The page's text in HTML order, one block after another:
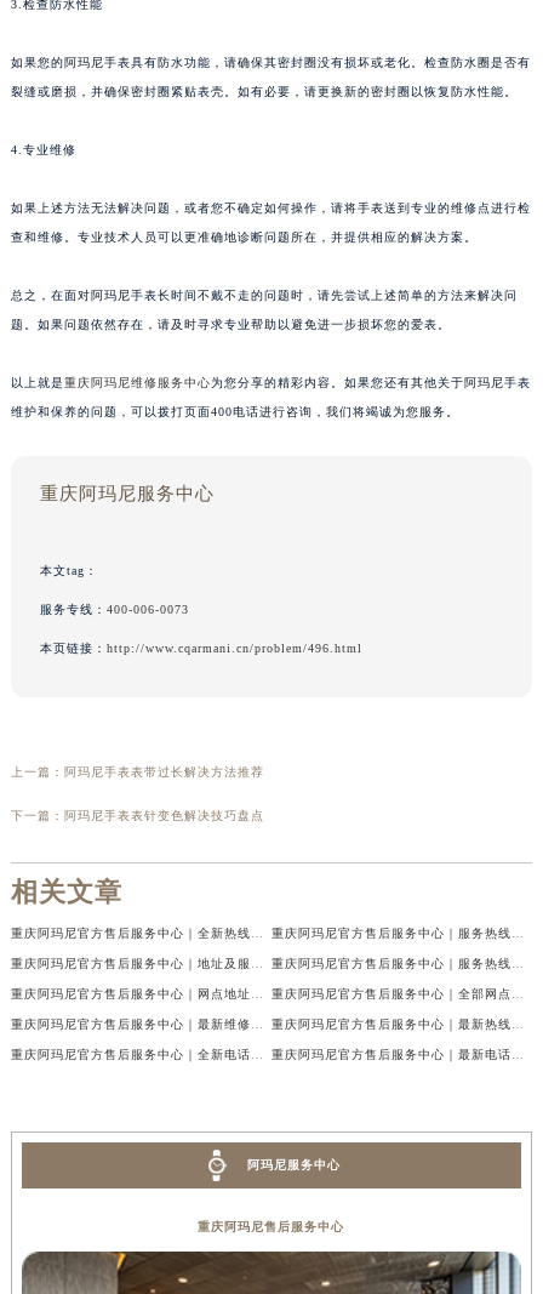
3.检查防水性能
如果您的阿玛尼手表具有防水功能，请确保其密封圈没有损坏或老化。检查防水圈是否有
裂缝或磨损，并确保密封圈紧贴表壳。如有必要，请更换新的密封圈以恢复防水性能。
4.专业维修
如果上述方法无法解决问题，或者您不确定如何操作，请将手表送到专业的维修点进行检
查和维修。专业技术人员可以更准确地诊断问题所在，并提供相应的解决方案。
总之，在面对阿玛尼手表长时间不戴不走的问题时，请先尝试上述简单的方法来解决问
题。如果问题依然存在，请及时寻求专业帮助以避免进一步损坏您的爱表。
以上就是重庆阿玛尼维修服务中心为您分享的精彩内容。如果您还有其他关于阿玛尼手表
维护和保养的问题，可以拨打页面400电话进行咨询，我们将竭诚为您服务。
重庆阿玛尼服务中心
本文tag：
服务专线： 400-006-0073
本页链接： http://www.cqarmani.cn/problem/496.html
上一篇： 阿玛尼手表表带过长解决方法推荐
下一篇： 阿玛尼手表表针变色解决技巧盘点
相关文章
重庆阿玛尼官方售后服务中心｜全新热线及维修地址权威信息公示（2026年7月最新） 重庆阿玛尼官方售后服务中心｜服务热线及门店地址权威信息公示（2026年7月最新）
重庆阿玛尼官方售后服务中心｜地址及服务电话权威信息公示（2026年7月最新） 重庆阿玛尼官方售后服务中心｜服务热线与门店详细地址权威信息公示（2026年7月最新）
重庆阿玛尼官方售后服务中心｜网点地址与热线权威信息公示（2026年7月最新） 重庆阿玛尼官方售后服务中心｜全部网点地址电话权威信息公示（2026年7月最新）
重庆阿玛尼官方售后服务中心｜最新维修地址及官方电话权威信息公示（2026年7月最新） 重庆阿玛尼官方售后服务中心｜最新热线电话与地址权威信息公示（2026年7月最新）
重庆阿玛尼官方售后服务中心｜全新电话和网点地址权威信息公示（2026年7月最新） 重庆阿玛尼官方售后服务中心｜最新电话和维修地址权威信息公示（2026年7月最新）
阿玛尼服务中心
重庆阿玛尼售后服务中心